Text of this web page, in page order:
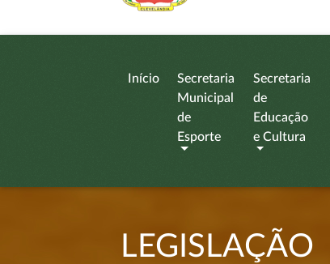
Início
Secretaria
Municipal
de
Esporte
Secretaria
de
Educação
e Cultura
LEGISLAÇÃO